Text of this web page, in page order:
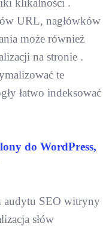
klikalności .
URL, nagłówków
może również
na stronie .
te
łatwo indeksować
do WordPress,
audytu SEO witryny
słów